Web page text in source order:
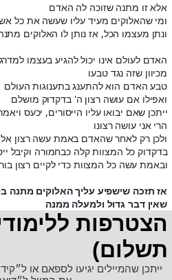
אלא זו מתנה שזוכה לה האדם
ומי שהאלוקים מעיד עליו שעשה את כל
ונתן מעצמו הכל, אז נותן לו האלוקים
האדם לעולם אינו יכול להגיע בעצמו
מכיוון שזה נגד טבעו
טבע האדם הוא להתענג בתענוגות העולם
ואפילו אם עושה רצון ה' בדקדוק מושלם
ייתכן שאם יבואו עליו הייסורים, יכעס
הרי אני עושה רצונו
ולכן רק לאחר שהאדם באמת עשה רצון
בדקדוק כל המצוות קלה כבחמורה וקיבל
ובאמת עשה כל המצוות כדי לקיים רצון
אז תזכה שישפיע עליך האלוקים מתנה
שאין דבר גדול ולמעלה ממנה
הצטרפות
תשלום)
ייתכן שהמיילים יגיעו לספאם או